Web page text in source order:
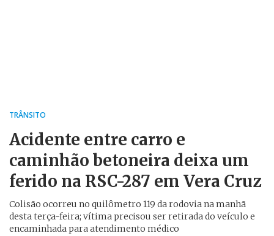
TRÂNSITO
Acidente entre carro e
caminhão betoneira deixa um
ferido na RSC-287 em Vera Cruz
Colisão ocorreu no quilômetro 119 da rodovia na manhã
desta terça-feira; vítima precisou ser retirada do veículo e
encaminhada para atendimento médico